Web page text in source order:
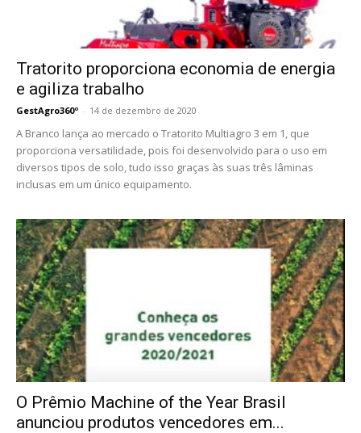
Tratorito proporciona economia de energia
e agiliza trabalho
GestAgro360º - 14 de dezembro de 2020
A Branco lança ao mercado o Tratorito Multiagro 3 em 1, que
proporciona versatilidade, pois foi desenvolvido para o uso em
diversos tipos de solo, tudo isso graças às suas três lâminas
inclusas em um único equipamento.
O Prêmio Machine of the Year Brasil
anunciou produtos vencedores em...